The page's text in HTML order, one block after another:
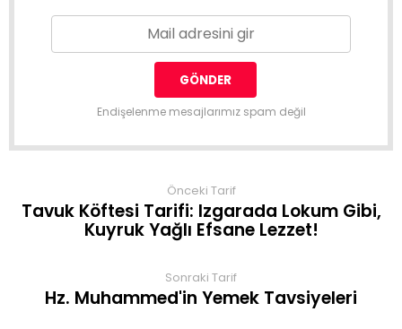
Endişelenme mesajlarımız spam değil
Önceki Tarif
Tavuk Köftesi Tarifi: Izgarada Lokum Gibi,
Kuyruk Yağlı Efsane Lezzet!
Sonraki Tarif
Hz. Muhammed'in Yemek Tavsiyeleri